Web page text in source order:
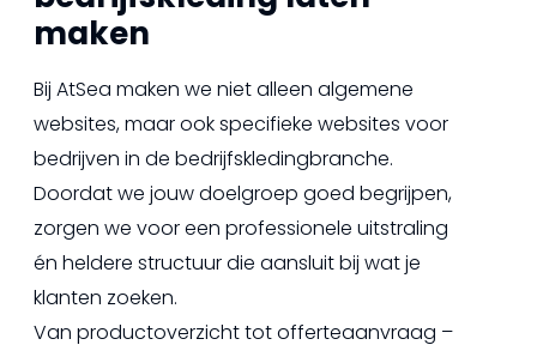
maken
Bij AtSea maken we niet alleen algemene
websites, maar ook specifieke websites voor
bedrijven in de bedrijfskledingbranche.
Doordat we jouw doelgroep goed begrijpen,
zorgen we voor een professionele uitstraling
én heldere structuur die aansluit bij wat je
klanten zoeken.
Van productoverzicht tot offerteaanvraag –